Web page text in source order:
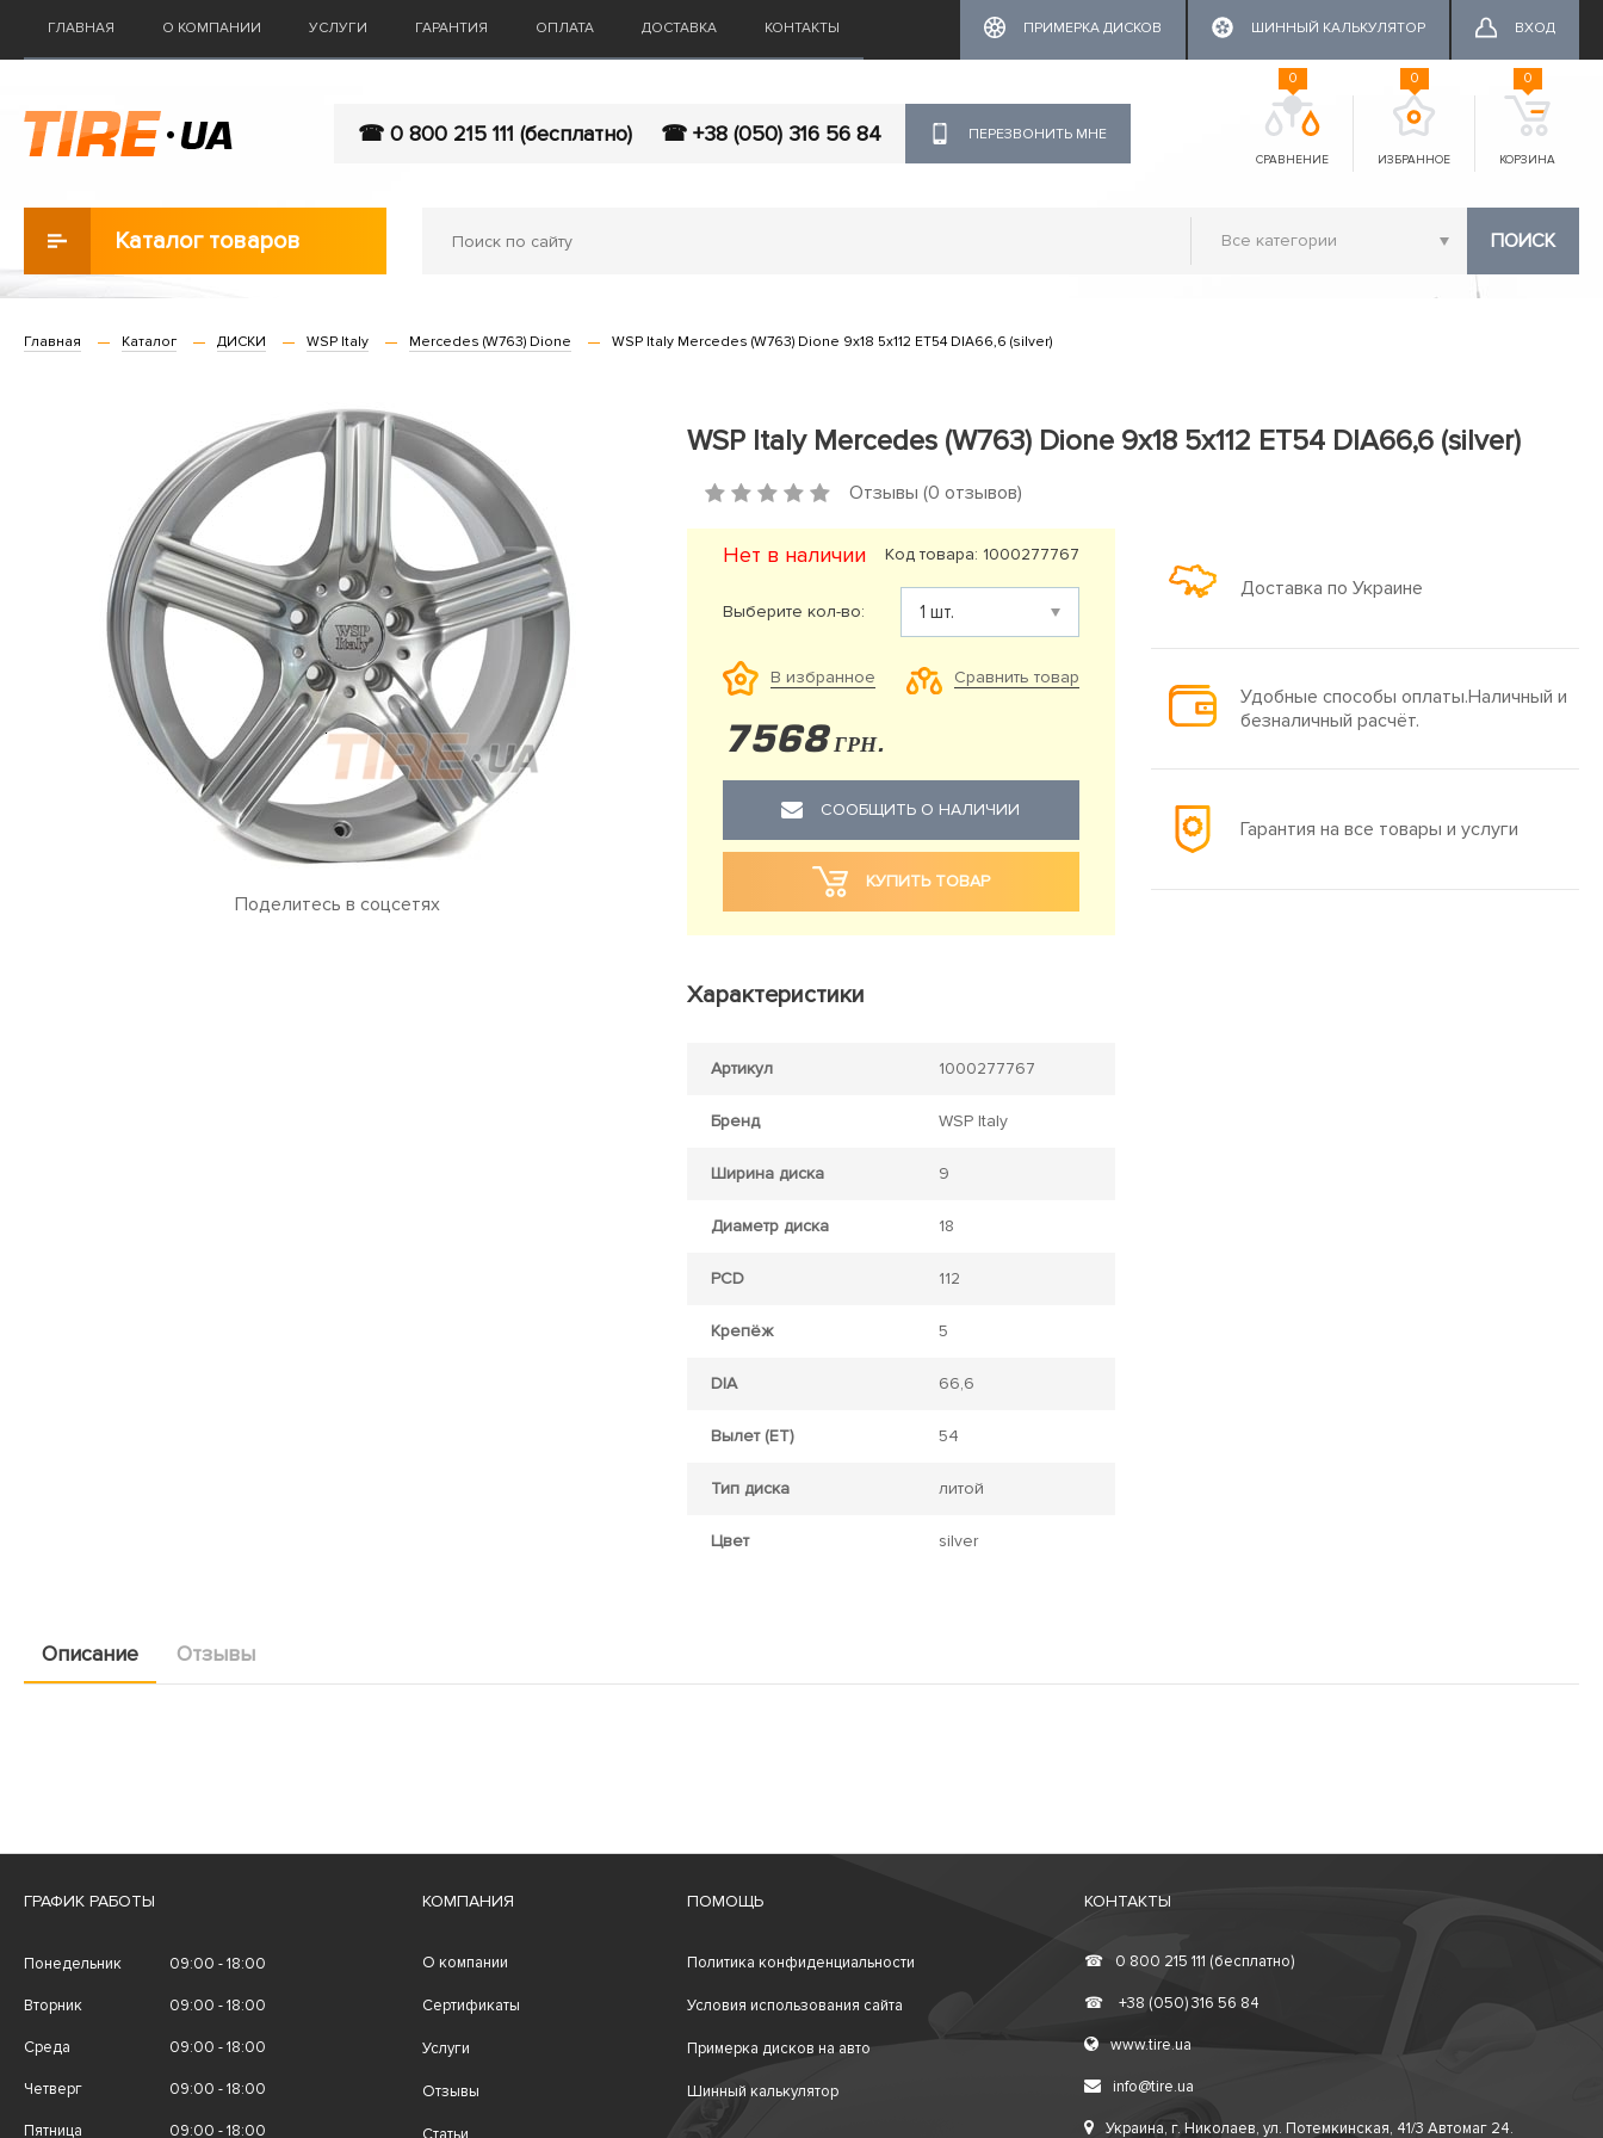
ГЛАВНАЯ О КОМПАНИИ УСЛУГИ ГАРАНТИЯ ОПЛАТА ДОСТАВКА КОНТАКТЫ ПРИМЕРКА ДИСКОВ ШИННЫЙ КАЛЬКУЛЯТОР ВХОД
☎ 0 800 215 111 (бесплатно) ☎ +38 (050) 316 56 84 ПЕРЕЗВОНИТЬ МНЕ
СРАВНЕНИЕ
0
ИЗБРАННОЕ
0
КОРЗИНА
0
Каталог товаров ПОИСК
Главная Каталог ДИСКИ WSP Italy Mercedes (W763) Dione WSP Italy Mercedes (W763) Dione 9x18 5x112 ET54 DIA66,6 (silver)
Поделитесь в соцсетях
WSP Italy Mercedes (W763) Dione 9x18 5x112 ET54 DIA66,6 (silver)
Отзывы (0 отзывов)
Нет в наличии Код товара: 1000277767
Выберите кол-во:
В избранное Сравнить товар
7568 ГРН.
СООБЩИТЬ О НАЛИЧИИ
КУПИТЬ ТОВАР
Доставка по Украине
Удобные способы оплаты.Наличный и
безналичный расчёт.
Гарантия на все товары и услуги
Характеристики
Артикул 1000277767
Бренд WSP Italy
Ширина диска 9
Диаметр диска 18
PCD 112
Крепёж 5
DIA 66,6
Вылет (ET) 54
Тип диска литой
Цвет silver
Описание Отзывы
ГРАФИК РАБОТЫ
Понедельник 09:00 - 18:00
Вторник 09:00 - 18:00
Среда 09:00 - 18:00
Четверг 09:00 - 18:00
Пятница 09:00 - 18:00
КОМПАНИЯ
О компании
Сертификаты
Услуги
Отзывы
ПОМОЩЬ
Политика конфиденциальности
Условия использования сайта
Примерка дисков на авто
Шинный калькулятор
КОНТАКТЫ
☎ 0 800 215 111 (бесплатно)
☎ +38 (050) 316 56 84
www.tire.ua
info@tire.ua
Украина, г. Николаев, ул. Потемкинская, 41/3 Автомаг 24.